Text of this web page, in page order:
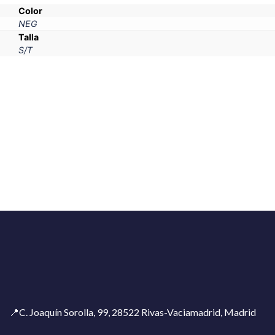
Color
NEG
Talla
S/T
📍C. Joaquín Sorolla, 99, 28522 Rivas-Vaciamadrid, Madrid